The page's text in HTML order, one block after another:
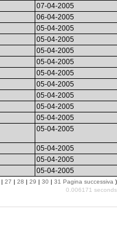
07-04-2005
06-04-2005
05-04-2005
05-04-2005
05-04-2005
05-04-2005
05-04-2005
05-04-2005
05-04-2005
05-04-2005
05-04-2005
05-04-2005
05-04-2005
05-04-2005
05-04-2005
| 27 | 28 | 29 | 30 | 31 Pagina successiva )
0.006171 seconds.